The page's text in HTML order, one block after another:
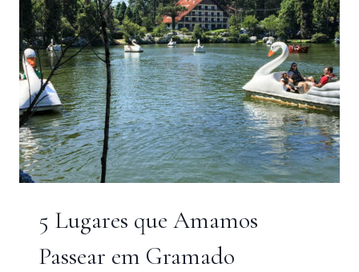
5 Lugares que Amamos
Passear em Gramado